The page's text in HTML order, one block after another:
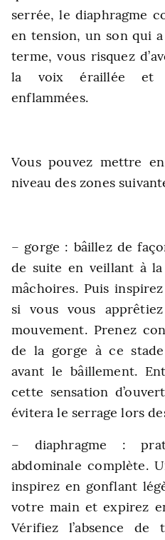
serrée, le diaphragme
en tension, un son qui
terme, vous risquez
la voix éraillée et
enflammées.
Vous pouvez mettre
niveau des zones
– gorge : bâillez de
de suite en veillant à
mâchoires. Puis
si vous vous
mouvement. Prenez
de la gorge à ce
avant le bâillement.
cette sensation
évitera le serrage lors
– diaphragme :
abdominale complète.
inspirez en gonflant
votre main et expirez
Vérifiez l’absence